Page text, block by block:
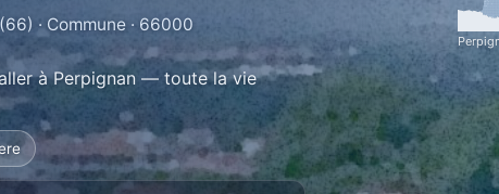
· Commune · 66000
à Perpignan — toute la vie